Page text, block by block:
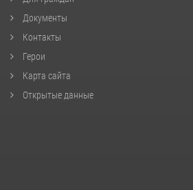
Документы
Контакты
Герои
Карта сайта
Открытые данные